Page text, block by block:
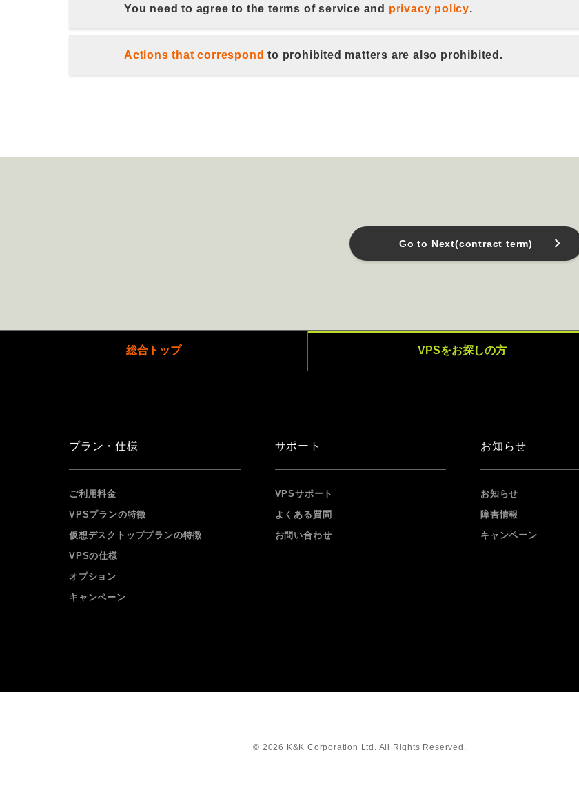
You need to agree to the terms of service and privacy policy.
Actions that correspond to prohibited matters are also prohibited.
Go to Next(contract term)
総合トップ VPSをお探しの方
プラン・仕様
ご利用料金
VPSプランの特徴
仮想デスクトッププランの特徴
VPSの仕様
オプション
キャンペーン
サポート
VPSサポート
よくある質問
お問い合わせ
お知らせ
お知らせ
障害情報
キャンペーン
© 2026 K&K Corporation Ltd. All Rights Reserved.